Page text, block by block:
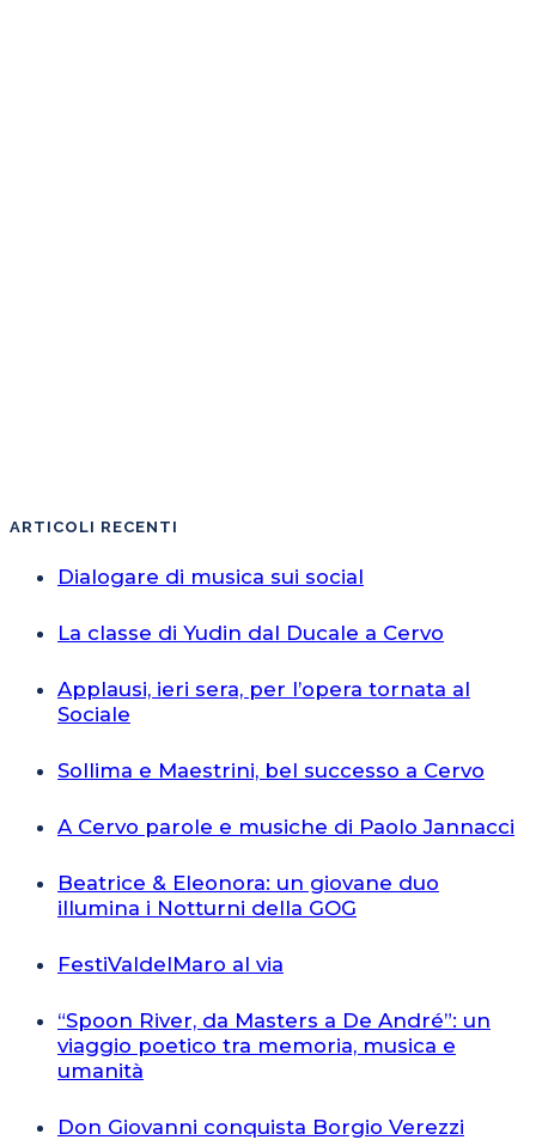
ARTICOLI RECENTI
Dialogare di musica sui social
La classe di Yudin dal Ducale a Cervo
Applausi, ieri sera, per l’opera tornata al
Sociale
Sollima e Maestrini, bel successo a Cervo
A Cervo parole e musiche di Paolo Jannacci
Beatrice & Eleonora: un giovane duo
illumina i Notturni della GOG
FestiValdelMaro al via
“Spoon River, da Masters a De André”: un
viaggio poetico tra memoria, musica e
umanità
Don Giovanni conquista Borgio Verezzi